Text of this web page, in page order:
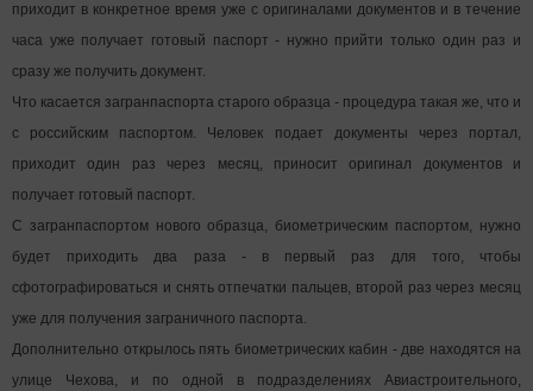
приходит в конкретное время уже с оригиналами документов и в течение
часа уже получает готовый паспорт - нужно прийти только один раз и
сразу же получить документ.
Что касается загранпаспорта старого образца - процедура такая же, что и
с российским паспортом. Человек подает документы через портал,
приходит один раз через месяц, приносит оригинал документов и
получает готовый паспорт.
С загранпаспортом нового образца, биометрическим паспортом, нужно
будет приходить два раза - в первый раз для того, чтобы
сфотографироваться и снять отпечатки пальцев, второй раз через месяц
уже для получения заграничного паспорта.
Дополнительно открылось пять биометрических кабин - две находятся на
улице Чехова, и по одной в подразделениях Авиастроительного,